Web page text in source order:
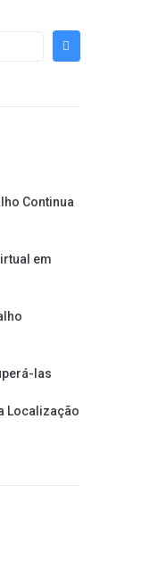
Continua
em
las
Localização